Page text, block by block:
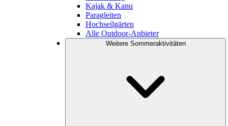
Kajak & Kanu
Paragleiten
Hochseilgärten
Alle Outdoor-Anbieter
Weitere Sommeraktivitäten